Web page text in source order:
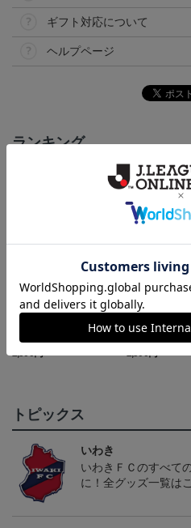
ギフト対応について
ヘルプページ
ランキング
2,500円
NEW
2,500円
トピックス
いわき
いわきＦＣのすべて
に！全グッズ一覧は